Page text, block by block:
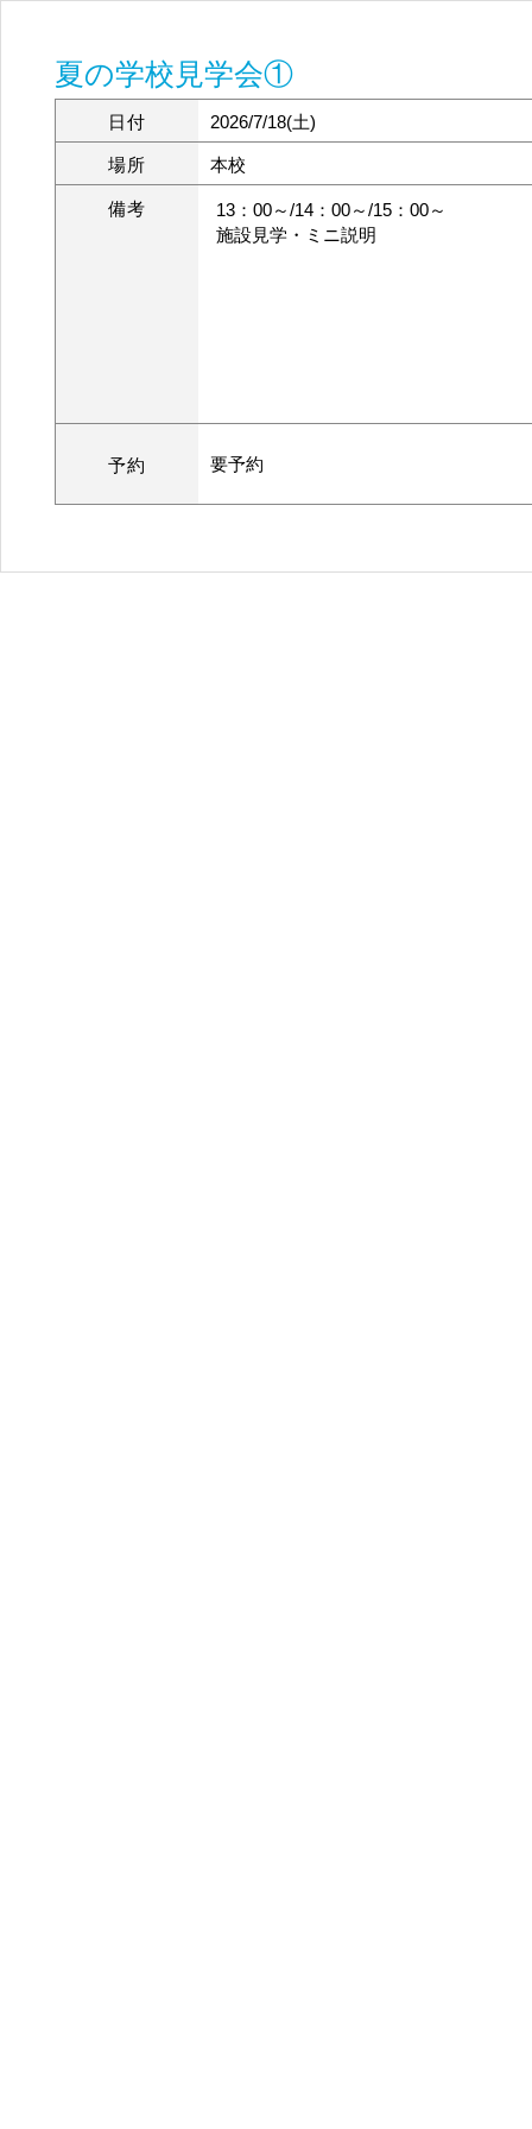
夏の学校見学会①
日付 2026/7/18(土)
場所 本校
備考
13：00～/14：00～/15：00～
施設見学・ミニ説明
予約 要予約